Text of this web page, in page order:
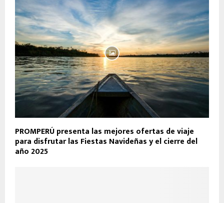
PROMPERÚ presenta las mejores ofertas de viaje
para disfrutar las Fiestas Navideñas y el cierre del
año 2025